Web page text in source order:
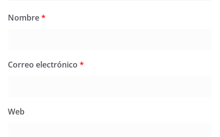
Nombre*
Correo electrónico *
Web